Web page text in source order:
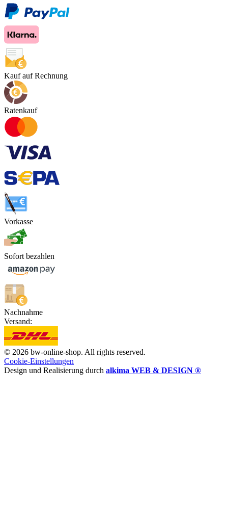
Kauf auf Rechnung
Ratenkauf
Vorkasse
Sofort bezahlen
Nachnahme
Versand:
© 2026 bw-online-shop. All rights reserved.
Cookie-Einstellungen
Design und Realisierung durch alkima WEB & DESIGN ®